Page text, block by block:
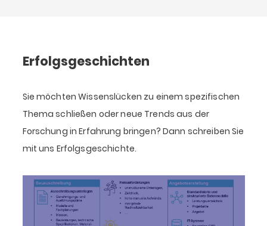
Erfolgs­geschichten
Sie möchten Wissenslücken zu einem spezifischen
Thema schließen oder neue Trends aus der
Forschung in Erfahrung bringen? Dann schreiben Sie
mit uns Erfolgsgeschichte.